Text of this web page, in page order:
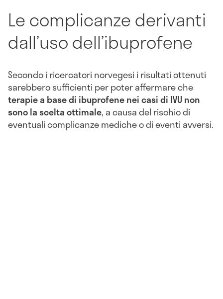
Le complicanze derivanti
dall’uso dell’ibuprofene
Secondo i ricercatori norvegesi i risultati ottenuti
sarebbero sufficienti per poter affermare che
terapie a base di ibuprofene nei casi di IVU non
sono la scelta ottimale, a causa del rischio di
eventuali complicanze mediche o di eventi avversi.